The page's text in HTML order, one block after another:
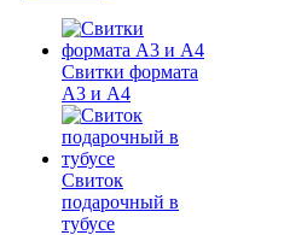
Свитки формата
А3 и А4
Свиток
подарочный в
тубусе